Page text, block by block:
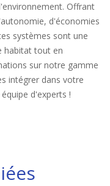
Offrant
d'économies
systèmes sont une
habitat tout en
sur notre gamme
intégrer dans votre
d'experts !